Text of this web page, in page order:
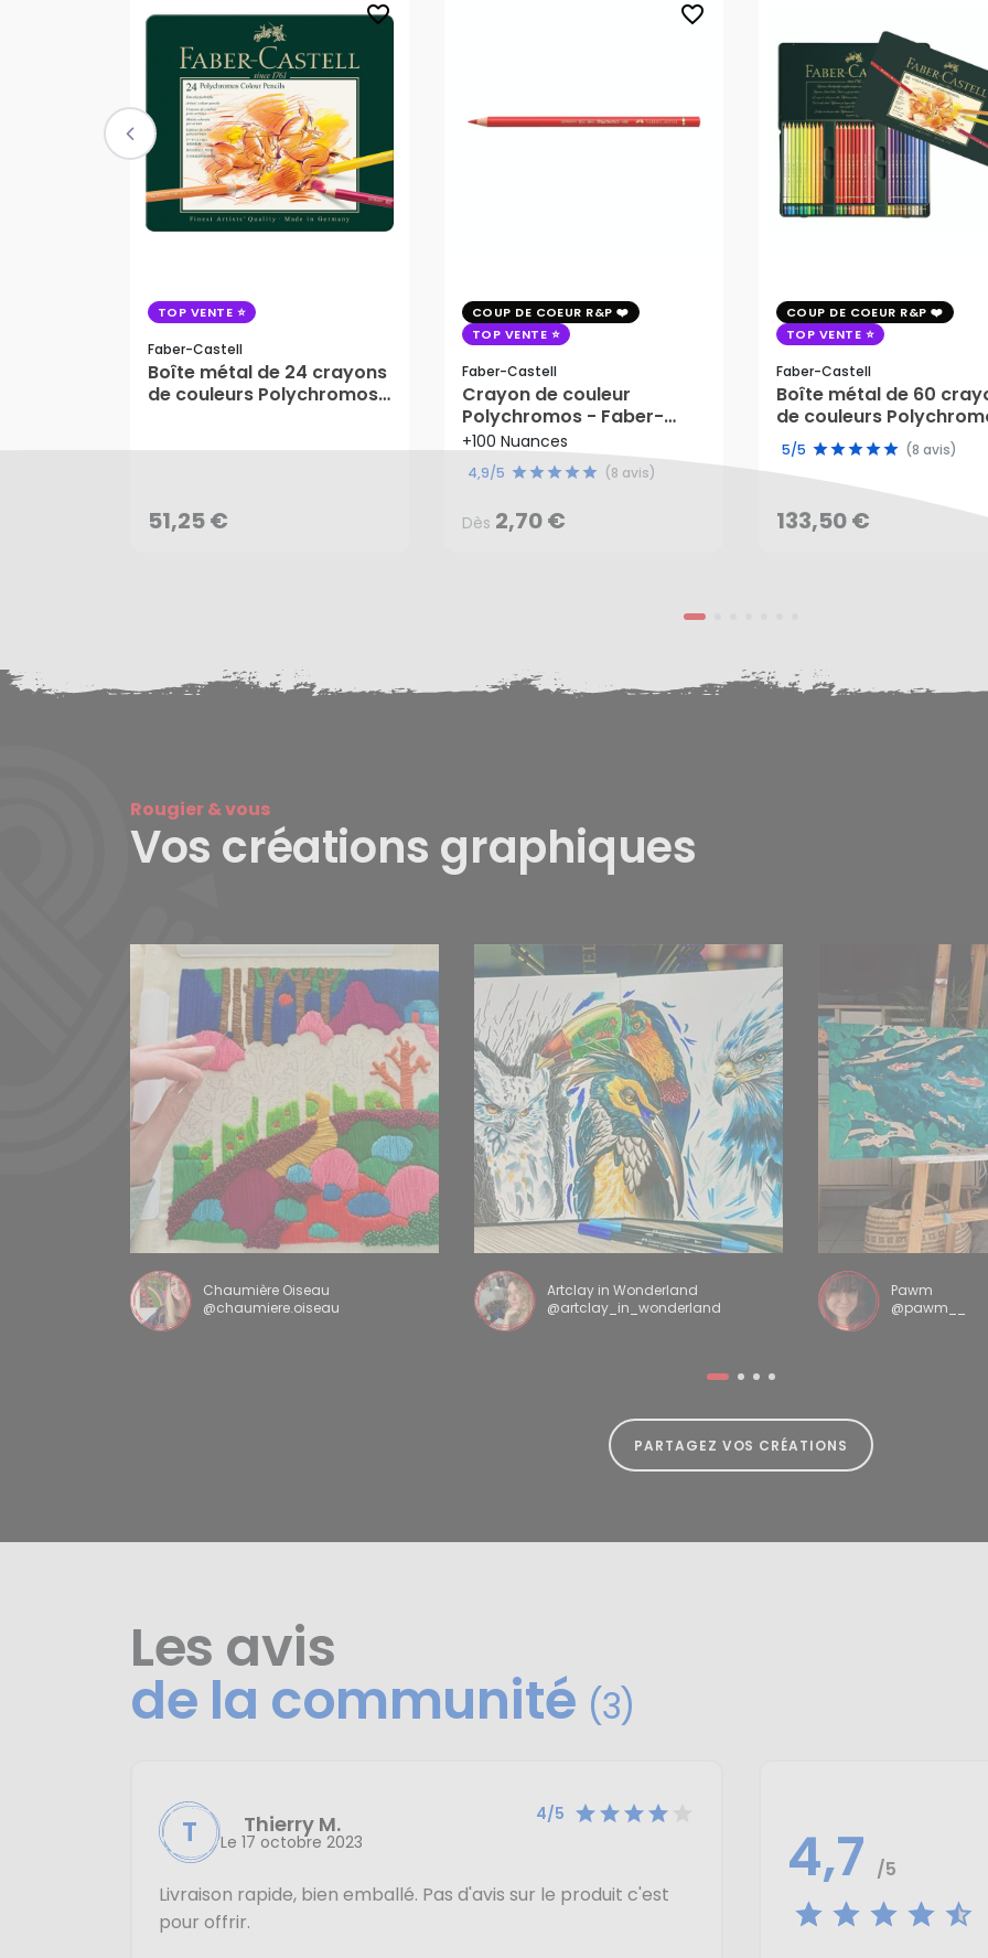
favorite_border
TOP VENTE
Faber-Castell
Boîte métal de 24 crayons
de couleurs Polychromos
51,25 €
51,25 €
AJOUTER AU PANIER
favorite_border
COUP DE COEUR R&P
TOP VENTE
Faber-Castell
Crayon de couleur
Polychromos - Faber-
Castell
+100 Nuances
4,9/5 (8 avis)
Dès 2,70 €
Dès2,70 €
COUP DE COEUR R&P
TOP VENTE
Faber-Castell
Boîte métal de 60
de couleurs
- Faber-Castell
5/5 (8 avis)
133,50 €
133,50 €
AJOUTER AU PANIER
Rougier & vous
Vos créations graphiques
Chaumière Oiseau
@chaumiere.oiseau
Artclay in Wonderland
@artclay_in_wonderland
Pawm
@pawm__
PARTAGEZ VOS CRÉATIONS
Les avis
de la communité (3)
T Thierry M.
Le 17 octobre 2023
4/5 
Livraison rapide, bien emballé. Pas d'avis sur le produit c'est
pour offrir.
4,7 /5